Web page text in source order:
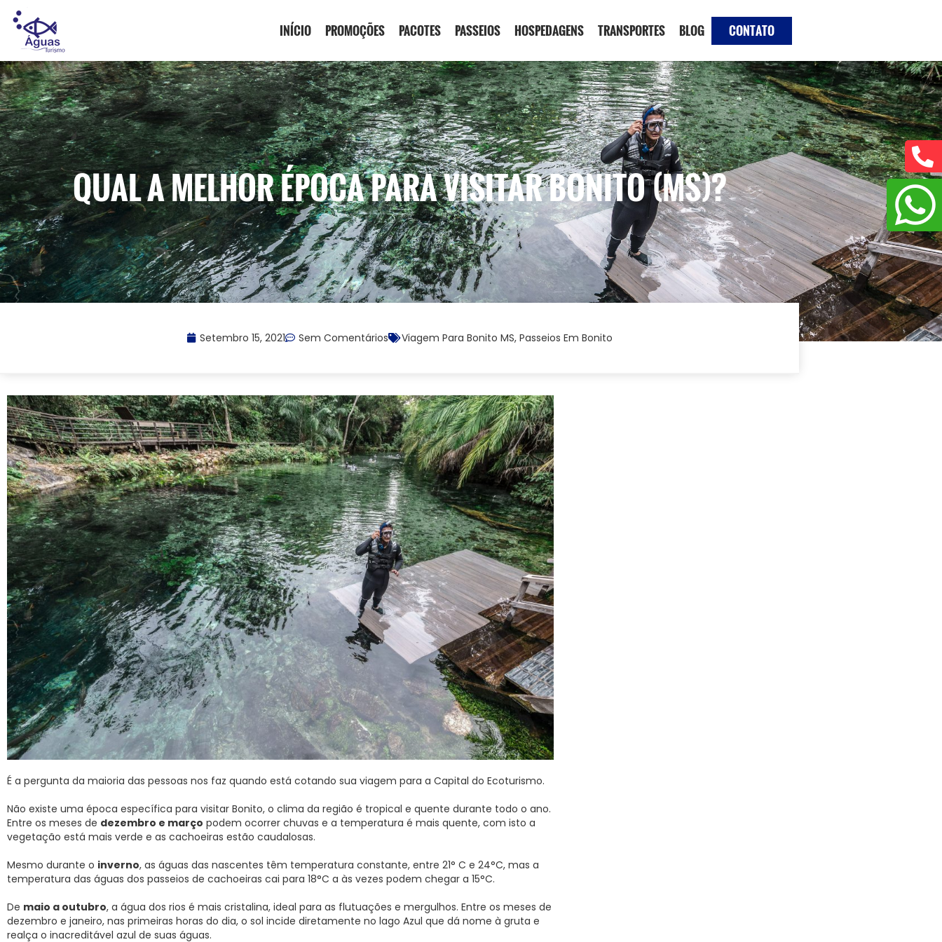
INÍCIO PROMOÇÕES PACOTES PASSEIOS HOSPEDAGENS TRANSPORTES BLOG CONTATO
QUAL A MELHOR ÉPOCA PARA VISITAR BONITO (MS)?
Setembro 15, 2021 Sem Comentários Viagem Para Bonito MS, Passeios Em Bonito
É a pergunta da maioria das pessoas nos faz quando está cotando sua viagem para a Capital do Ecoturismo.
Não existe uma época específica para visitar Bonito, o clima da região é tropical e quente durante todo o ano.
Entre os meses de dezembro e março podem ocorrer chuvas e a temperatura é mais quente, com isto a
vegetação está mais verde e as cachoeiras estão caudalosas.
Mesmo durante o inverno, as águas das nascentes têm temperatura constante, entre 21° C e 24°C, mas a
temperatura das águas dos passeios de cachoeiras cai para 18°C a às vezes podem chegar a 15°C.
De maio a outubro, a água dos rios é mais cristalina, ideal para as flutuações e mergulhos. Entre os meses de
dezembro e janeiro, nas primeiras horas do dia, o sol incide diretamente no lago Azul que dá nome à gruta e
realça o inacreditável azul de suas águas.